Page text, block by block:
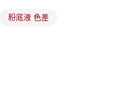
期」於每月結算日後寄送繳費提
條碼／台灣大直營門市／銀行轉
（以下簡稱本公司）所提供，讓
粉底液 色差